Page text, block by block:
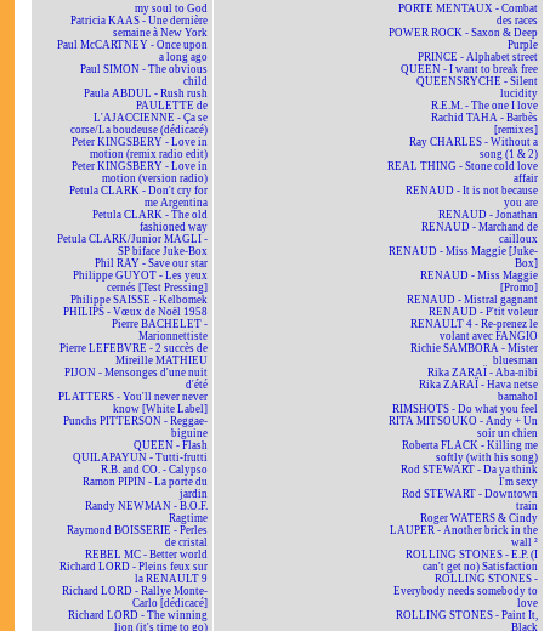
my soul to God
Patricia KAAS - Une dernière
semaine à New York
Paul McCARTNEY - Once upon
a long ago
Paul SIMON - The obvious
child
Paula ABDUL - Rush rush
PAULETTE de
L'AJACCIENNE - Ça se
corse/La boudeuse (dédicacé)
Peter KINGSBERY - Love in
motion (remix radio edit)
Peter KINGSBERY - Love in
motion (version radio)
Petula CLARK - Don't cry for
me Argentina
Petula CLARK - The old
fashioned way
Petula CLARK/Junior MAGLI -
SP biface Juke-Box
Phil RAY - Save our star
Philippe GUYOT - Les yeux
cernés [Test Pressing]
Philippe SAISSE - Kelbomek
PHILIPS - Vœux de Noël 1958
Pierre BACHELET -
Marionnettiste
Pierre LEFEBVRE - 2 succès de
Mireille MATHIEU
PIJON - Mensonges d'une nuit
d'été
PLATTERS - You'll never never
know [White Label]
Punchs PITTERSON - Reggae-
biguine
QUEEN - Flash
QUILAPAYUN - Tutti-frutti
R.B. and CO. - Calypso
Ramon PIPIN - La porte du
jardin
Randy NEWMAN - B.O.F.
Ragtime
Raymond BOISSERIE - Perles
de cristal
REBEL MC - Better world
Richard LORD - Pleins feux sur
la RENAULT 9
Richard LORD - Rallye Monte-
Carlo [dédicacé]
Richard LORD - The winning
lion (it's time to go)
PORTE MENTAUX - Combat
des races
POWER ROCK - Saxon & Deep
Purple
PRINCE - Alphabet street
QUEEN - I want to break free
QUEENSRYCHE - Silent
lucidity
R.E.M. - The one I love
Rachid TAHA - Barbès
[remixes]
Ray CHARLES - Without a
song (1 & 2)
REAL THING - Stone cold love
affair
RENAUD - It is not because
you are
RENAUD - Jonathan
RENAUD - Marchand de
cailloux
RENAUD - Miss Maggie [Juke-
Box]
RENAUD - Miss Maggie
[Promo]
RENAUD - Mistral gagnant
RENAUD - P'tit voleur
RENAULT 4 - Re-prenez le
volant avec FANGIO
Richie SAMBORA - Mister
bluesman
Rika ZARAÏ - Aba-nibi
Rika ZARAÏ - Hava netse
bamahol
RIMSHOTS - Do what you feel
RITA MITSOUKO - Andy + Un
soir un chien
Roberta FLACK - Killing me
softly (with his song)
Rod STEWART - Da ya think
I'm sexy
Rod STEWART - Downtown
train
Roger WATERS & Cindy
LAUPER - Another brick in the
wall ²
ROLLING STONES - E.P. (I
can't get no) Satisfaction
ROLLING STONES -
Everybody needs somebody to
love
ROLLING STONES - Paint It,
Black